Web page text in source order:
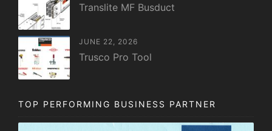
Translite MF Busduct
JUNE 22, 2026
Trusco Pro Tool
TOP PERFORMING BUSINESS PARTNER